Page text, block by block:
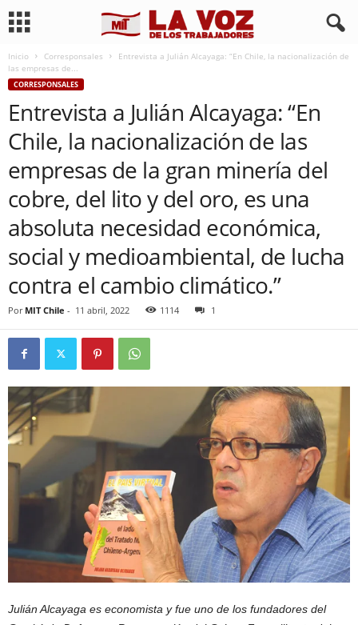
Inicio Corresponsales
Entrevista a Julián Alcayaga: “En Chile, la nacionalización de
las empresas de...
CORRESPONSALES
Entrevista a Julián Alcayaga: “En
Chile, la nacionalización de las
empresas de la gran minería del
cobre, del lito y del oro, es una
absoluta necesidad económica,
social y medioambiental, de lucha
contra el cambio climático.”
Por MIT Chile - 11 abril, 2022 1114 1
Julián Alcayaga es economista y fue uno de los fundadores del